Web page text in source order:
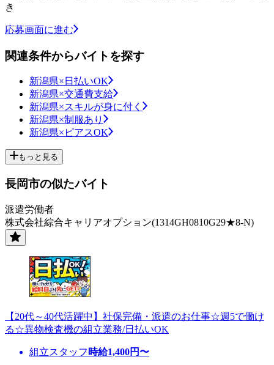
き
応募画面に進む
関連条件からバイトを探す
新潟県×日払いOK
新潟県×交通費支給
新潟県×スキルが身に付く
新潟県×制服あり
新潟県×ピアスOK
もっと見る
長岡市の似たバイト
派遣労働者
株式会社綜合キャリアオプション(1314GH0810G29★8-N)
【20代～40代活躍中】社保完備・派遣のお仕事☆週5で働け
る☆異物検査機の組立業務/日払いOK
組立スタッフ 時給1,400円〜